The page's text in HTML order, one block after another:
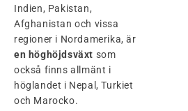
Indien, Pakistan,
Afghanistan och vissa
regioner i Nordamerika, är
en höghöjdsväxt som
också finns allmänt i
höglandet i Nepal, Turkiet
och Marocko.